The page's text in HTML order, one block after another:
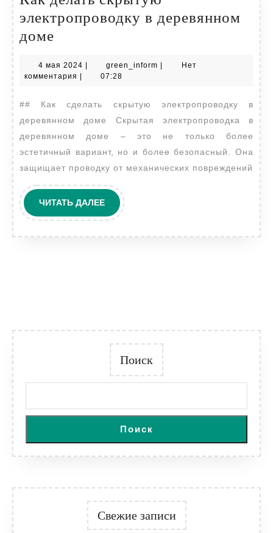
электропроводку в деревянном
доме
скрытую
в
деревянном
доме
4 мая 2024 4
green_inform green_inform
Нет
комментария
07:28
## Как сделать скрытую электропроводку в
деревянном доме Скрытая электропроводка в
деревянном доме – это не только более
эстетичный вариант, но и более безопасный. Она
защищает проводку от механических повреждений
ЧИТАТЬ ДАЛЕЕЧИТАТЬ
ДАЛЕЕ
Поиск
Поиск
Свежие записи